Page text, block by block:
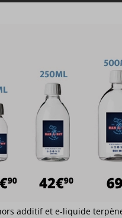
additif et e-liquide